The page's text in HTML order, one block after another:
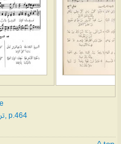
ترانيم الإيمان (1990), p.464